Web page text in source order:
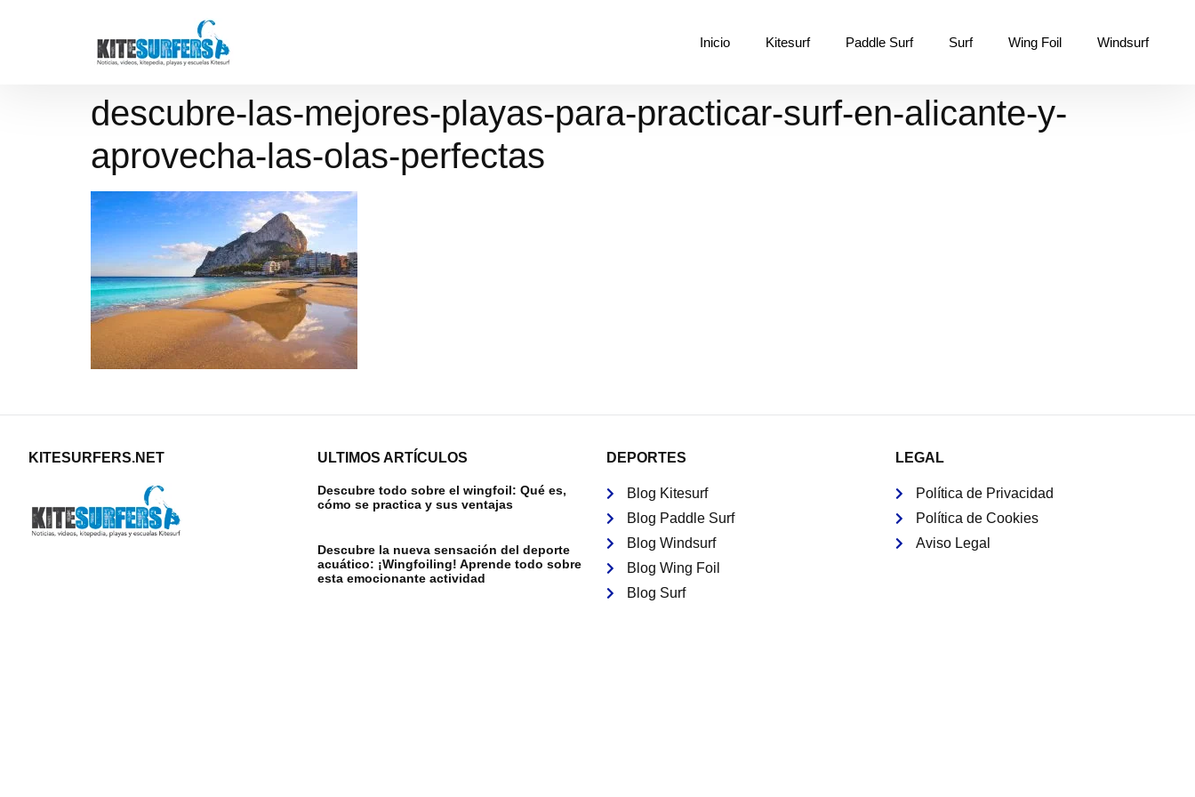
Inicio Kitesurf Paddle Surf Surf Wing Foil Windsurf
descubre-las-mejores-playas-para-practicar-surf-en-alicante-y-
aprovecha-las-olas-perfectas
KITESURFERS.NET ULTIMOS ARTÍCULOS
Descubre todo sobre el wingfoil: Qué es,
cómo se practica y sus ventajas
Descubre la nueva sensación del deporte
acuático: ¡Wingfoiling! Aprende todo sobre
esta emocionante actividad
DEPORTES
Blog Kitesurf
Blog Paddle Surf
Blog Windsurf
Blog Wing Foil
Blog Surf
LEGAL
Política de Privacidad
Política de Cookies
Aviso Legal